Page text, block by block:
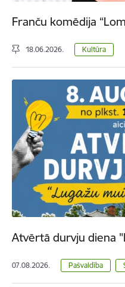
Franču komēdija
18.06.2026. Kultūra
Atvērtā durvju diena
07.08.2026. Pašvaldība